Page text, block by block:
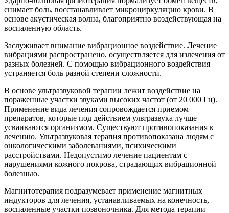
снимает боль, восстанавливает микроциркуляцию крови. В
основе акустическая волна, благоприятно воздействующая на
воспаленную область.
Заслуживает внимание вибрационное воздействие. Лечение
вибрациями распространено, осуществляется для излечения от
разных болезней. С помощью вибрационного воздействия
устраняется боль разной степени сложности.
В основе ультразвуковой терапии лежит воздействие на
пораженные участки звуками высоких частот (от 20 000 Гц).
Применение вида лечения сопровождается приемом
препаратов, которые под действием ультразвука лучше
усваиваются организмом. Существуют противопоказания к
лечению. Ультразвуковая терапия противопоказана людям с
онкологическими заболеваниями, психическими
расстройствами. Недопустимо лечение пациентам с
нарушениями кожного покрова, страдающих вибрационной
болезнью.
Магнитотерапия подразумевает применение магнитных
индукторов для лечения, устанавливаемых на конечность,
воспаленные участки позвоночника. Для метода терапии